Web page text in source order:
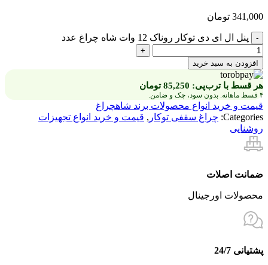
341,000 تومان
پنل ال ای دی توکار روناک 12 وات شاه چراغ عدد
افزودن به سبد خرید
هر قسط با ترب‌پی: 85,250 تومان
۴ قسط ماهانه. بدون سود، چک و ضامن.
قیمت و خرید انواع محصولات برند شاهچراغ
Categories: چراغ سقفی توکار , قیمت و خرید انواع تجهیزات
روشنایی
ضمانت اصلات
محصولات اورجینال
پشتیانی 24/7